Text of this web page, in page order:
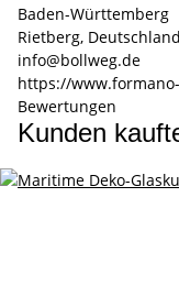
Baden-Württemberg
Rietberg,
info@bollweg.de
https://
Bewertungen
Kunden